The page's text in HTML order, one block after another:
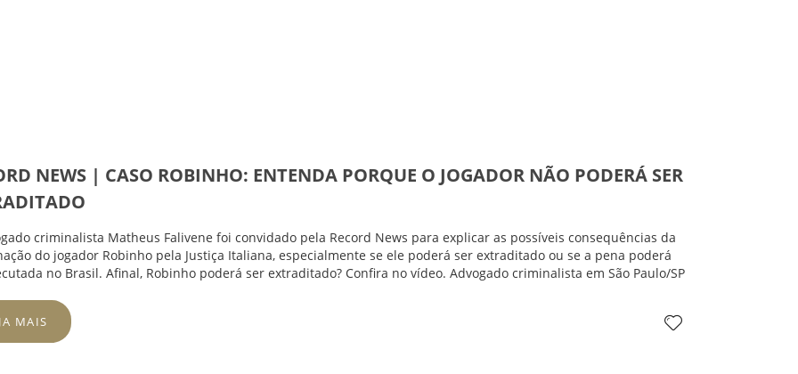
NEWS | CASO ROBINHO: ENTENDA PORQUE O JOGADOR NÃO PODERÁ SER
criminalista Matheus Falivene foi convidado pela Record News para explicar as possíveis consequências da
do jogador Robinho pela Justiça Italiana, especialmente se ele poderá ser extraditado ou se a pena poderá
no Brasil. Afinal, Robinho poderá ser extraditado? Confira no vídeo. Advogado criminalista em São Paulo/SP
MAIS